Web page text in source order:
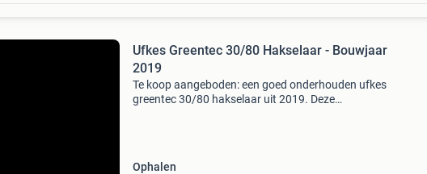
Ufkes Greentec 30/80 Hakselaar - Bouwjaar
2019
Te koop aangeboden: een goed onderhouden ufkes
greentec 30/80 hakselaar uit 2019. Deze
Ophalen